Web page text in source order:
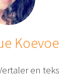
en